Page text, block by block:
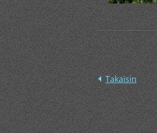
Takaisin